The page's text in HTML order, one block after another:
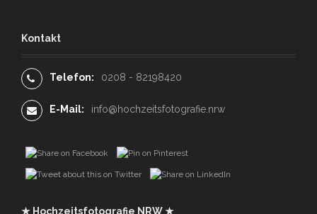
Kontakt
Telefon: 0208 - 82198420
E-Mail: info@hochzeitsfotografie.nrw
★ Hochzeitsfotografie NRW ★